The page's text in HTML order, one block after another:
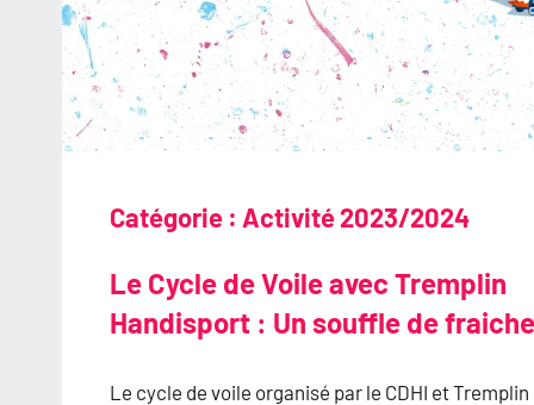
Catégorie : Activité 2023/2024
Le Cycle de Voile avec Tremplin
Handisport : Un souffle de
Le cycle de voile organisé par le CDHI et Tremplin